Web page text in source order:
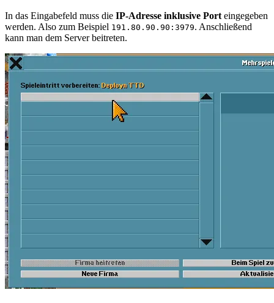
In das Eingabefeld muss die IP-Adresse inklusive Port eingegeben
werden. Also zum Beispiel 191.80.90.90:3979. Anschließend
kann man dem Server beitreten.